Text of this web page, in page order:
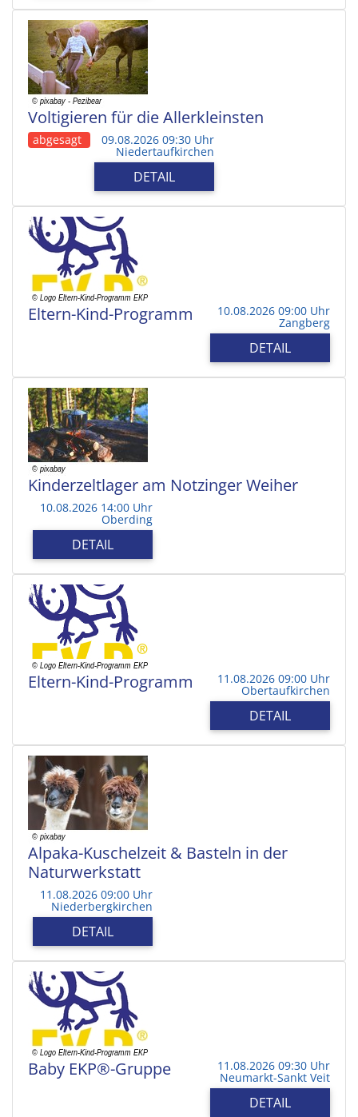
Voltigieren für die Allerkleinsten
abgesagt 09.08.2026 09:30 Uhr
Niedertaufkirchen
DETAIL
Eltern-Kind-Programm 10.08.2026 09:00 Uhr
Zangberg
DETAIL
Kinderzeltlager am Notzinger Weiher
10.08.2026 14:00 Uhr
Oberding
DETAIL
Eltern-Kind-Programm 11.08.2026 09:00 Uhr
Obertaufkirchen
DETAIL
Alpaka-Kuschelzeit & Basteln in der
Naturwerkstatt
11.08.2026 09:00 Uhr
Niederbergkirchen
DETAIL
Baby EKP®-Gruppe 11.08.2026 09:30 Uhr
Neumarkt-Sankt Veit
DETAIL